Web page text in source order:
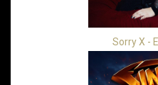
Sorry X -